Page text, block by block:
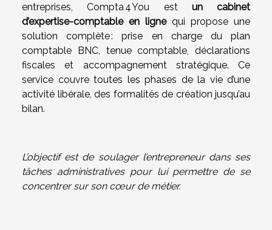
entreprises, Compta 4 You est un cabinet
d’expertise-comptable en lignequi propose une
solution complète : prise en charge du plan
comptable BNC, tenue comptable, déclarations
fiscales et accompagnement stratégique. Ce
service couvre toutes les phases de la vie d’une
activité libérale, des formalités de création jusqu’au
bilan.
L’objectif est de soulager l’entrepreneur dans ses
tâches administratives pour lui permettre de se
concentrer sur son cœur de métier.